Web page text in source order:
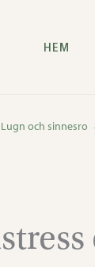
HEM
Lugn och sinnesro